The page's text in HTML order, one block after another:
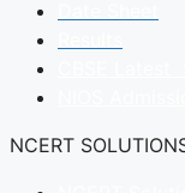
NCERT